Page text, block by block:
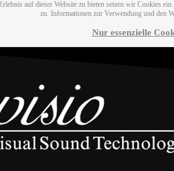
auf dieser Website zu bieten setzen wir Cookies
zu. Informationen zur Verwendung und den
Nur essenzielle